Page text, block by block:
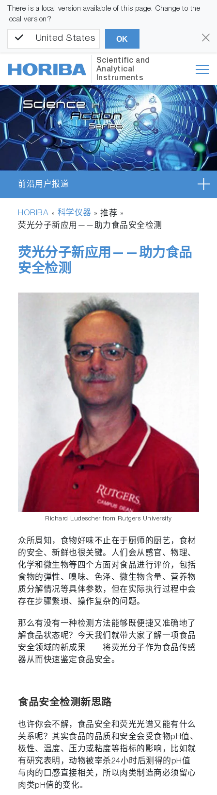
There is a local version available of this page. Change to the
local version?
United States OK
Scientific and
Analytical
Instruments
前沿用户报道
HORIBA » 科学仪器 » 推荐 »
荧光分子新应用——助力食品安全检测
荧光分子新应用——助力食品
安全检测
Richard Ludescher from Rutgers University
众所周知，食物好味不止在于厨师的厨艺，食材
的安全、新鲜也很关键。人们会从感官、物理、
化学和微生物等四个方面对食品进行评价，包括
食物的弹性、嗅味、色泽、微生物含量、营养物
质分解情况等具体参数，但在实际执行过程中会
存在步骤繁琐、操作复杂的问题。
那么有没有一种检测方法能够既便捷又准确地了
解食品状态呢？今天我们就带大家了解一项食品
安全领域的新成果——将荧光分子作为食品传感
器从而快速鉴定食品安全。
食品安全检测新思路
也许你会不解，食品安全和荧光光谱又能有什么
关系呢？其实食品的品质和安全会受食物pH值、
极性、温度、压力或粘度等指标的影响，比如就
有研究表明，动物被宰杀24小时后测得的pH值
与肉的口感直接相关，所以肉类制造商必须留心
肉类pH值的变化。